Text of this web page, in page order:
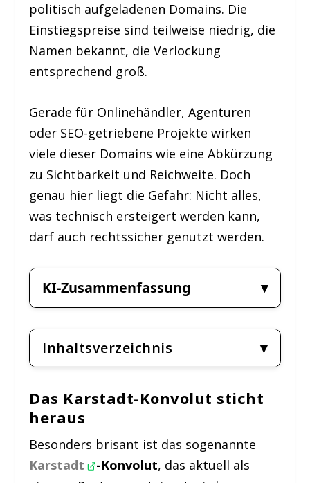
politisch aufgeladenen Domains. Die
Einstiegspreise sind teilweise niedrig, die
Namen bekannt, die Verlockung
entsprechend groß.
Gerade für Onlinehändler, Agenturen
oder SEO-getriebene Projekte wirken
viele dieser Domains wie eine Abkürzung
zu Sichtbarkeit und Reichweite. Doch
genau hier liegt die Gefahr: Nicht alles,
was technisch ersteigert werden kann,
darf auch rechtssicher genutzt werden.
KI-Zusammenfassung
Inhaltsverzeichnis
Das Karstadt-Konvolut sticht
heraus
Besonders brisant ist das sogenannte
Karstadt -Konvolut, das aktuell als